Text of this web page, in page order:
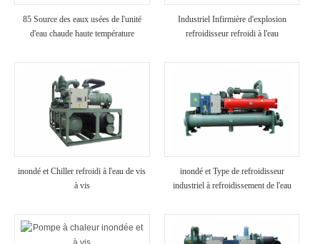
85 Source des eaux usées de l'unité
d'eau chaude haute température
Industriel Infirmière d'explosion
refroidisseur refroidi à l'eau
inondé et Chiller refroidi à l'eau de vis
à vis
inondé et Type de refroidisseur
industriel à refroidissement de l'eau